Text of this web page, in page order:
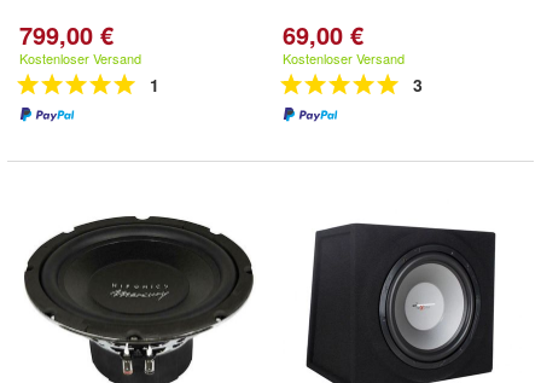
799,00 €
Kostenloser Versand
1
69,00 €
Kostenloser Versand
3